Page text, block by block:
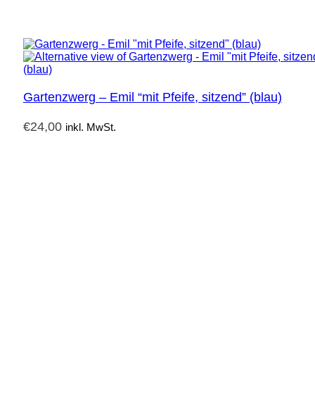
Gartenzwerg – Emil “mit Pfeife, sitzend” (blau)
€24,00 inkl. MwSt.